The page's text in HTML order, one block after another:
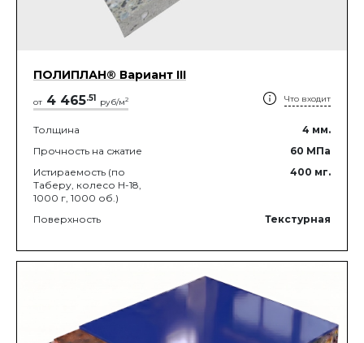
ПОЛИПЛАН® Вариант III
от 4 465.51 руб/м2 Что входит
Толщина 4 мм.
Прочность на сжатие
60 МПа
Истираемость (по
Таберу, колесо Н-18,
1000 г, 1000 об.)
400 мг.
Поверхность Текстурная